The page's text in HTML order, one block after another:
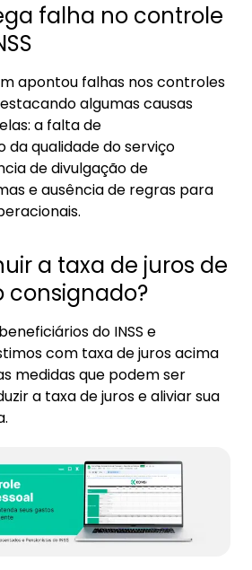
falha no controle
apontou falhas nos controles
algumas causas
a falta de
qualidade do serviço
de divulgação de
e ausência de regras para
a taxa de juros de
do INSS e
com taxa de juros acima
medidas que podem ser
a taxa de juros e aliviar sua